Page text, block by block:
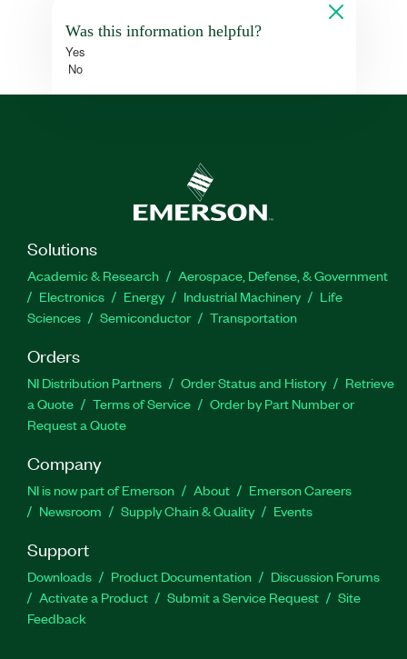
Was this information helpful?
Yes
No
Solutions
Academic & Research
Aerospace, Defense, & Government
Electronics
Energy Industrial Machinery
Life
Sciences
Semiconductor Transportation
Orders
NI Distribution Partners Order Status and History
Retrieve
a Quote
Terms of Service
Order by Part Number or
Request a Quote
Company
NI is now part of Emerson About
Emerson Careers
Newsroom
Supply Chain & Quality Events
Support
Downloads Product Documentation
Discussion Forums
Activate a Product
Submit a Service Request
Site
Feedback